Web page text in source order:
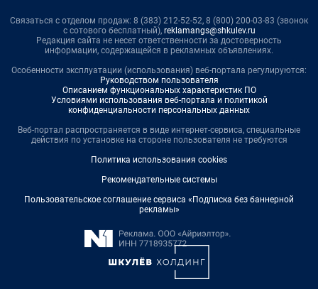
Связаться с отделом продаж: 8 (383) 212-52-52, 8 (800) 200-03-83 (звонок
с сотового бесплатный), reklamangs@shkulev.ru
Редакция сайта не несет ответственности за достоверность
информации, содержащейся в рекламных объявлениях.
Особенности эксплуатации (использования) веб-портала регулируются:
Руководством пользователя
Описанием функциональных характеристик ПО
Условиями использования веб-портала и политикой
конфиденциальности персональных данных
Веб-портал распространяется в виде интернет-сервиса, специальные
действия по установке на стороне пользователя не требуются
Политика использования cookies
Рекомендательные системы
Пользовательское соглашение сервиса «Подписка без баннерной
рекламы»